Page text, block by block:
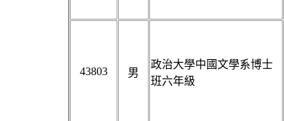
43803 男
政治大學中國文學系博士
班六年級